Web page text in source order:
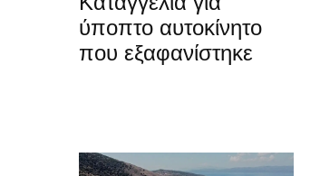
ύποπτο αυτοκίνητο
που εξαφανίστηκε